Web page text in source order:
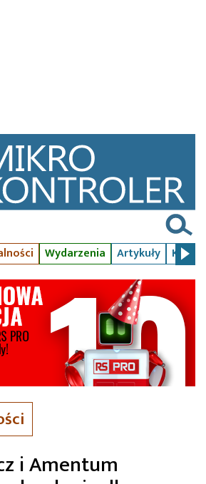
Wydarzenia Artykuły Kursy
i Amentum